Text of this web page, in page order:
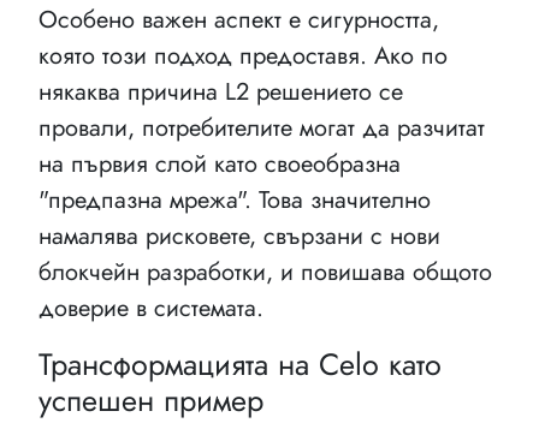
Особено важен аспект е сигурността,
която този подход предоставя. Ако по
някаква причина L2 решението се
провали, потребителите могат да разчитат
на първия слой като своеобразна
"предпазна мрежа". Това значително
намалява рисковете, свързани с нови
блокчейн разработки, и повишава общото
доверие в системата.
Трансформацията на Celo като
успешен пример